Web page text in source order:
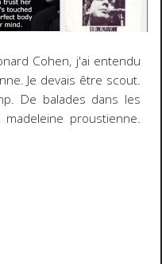
Cohen, j'ai entendu
Je devais être scout.
De balades dans les
proustienne.